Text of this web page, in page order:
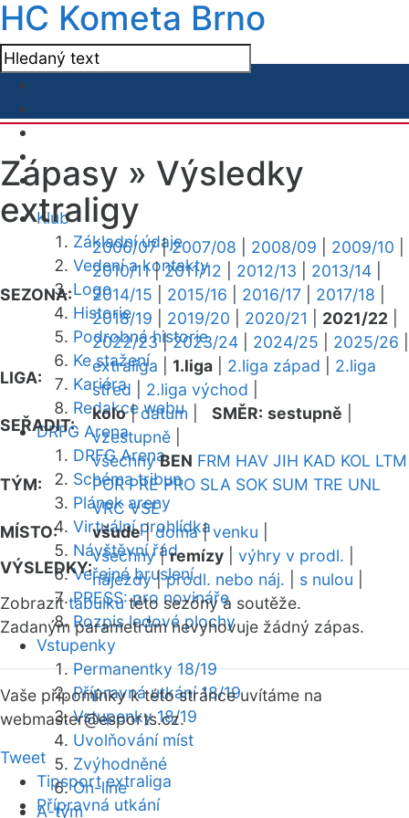
HC Kometa Brno
Klub
Základní údaje
Vedení a kontakty
Logo
Historie
Podrobná historie
Ke stažení
Kariéra
Redakce webu
DRFG Arena
DRFG Arena
Schéma tribun
Plánek areny
Virtuální prohlídka
Návštěvní řád
Veřejné bruslení
PRESS: pro novináře
Rozpis ledové plochy
Vstupenky
Permanentky 18/19
Přípravná utkání 18/19
Vstupenky 18/19
Uvolňování míst
Zvýhodněné
On-line
A-tým
Zápasy » Výsledky
extraligy
SEZONA:
2006/07|2007/08 2008/09 2009/10
2010/11|2011/12 2012/13 2013/14
2014/15
2015/16 2016/17 2017/18
2018/19
2019/20 2020/21 2021/22
2022/23|2023/24 2024/25 2025/26
LIGA:
extraliga 1.liga 2.liga západ
2.liga
střed
2.liga východ
SEŘADIT:
kolo|datum SMĚR: sestupně
vzestupně
TÝM:
všechny BEN FRM HAV JIH KAD KOL LTM
POR PRE PRO SLA SOK SUM TRE UNL
VRC VSE
MÍSTO:
všude|doma|venku
VÝSLEDKY:
všechny|remízy výhry v prodl.
nájezdy|prodl. nebo náj. s nulou
Zobrazittabulkutéto sezóny a soutěže.
Zadaným parametrům nevyhovuje žádný zápas.
Vaše připomínky k této stránce uvítáme na
webmaster@esports.cz.
Tweet
Tipsport extraliga
Přípravná utkání